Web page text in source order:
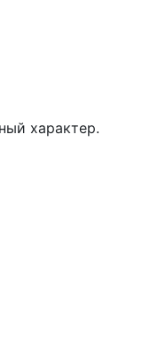
характер.